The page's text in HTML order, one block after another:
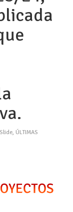
Slide, ÚLTIMAS